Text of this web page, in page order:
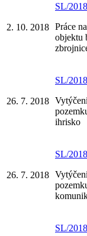
2. 10. 2018
SL/
Práce
objektu
26. 7. 2018
SL/
ihrisko
26. 7. 2018
SL/
SL/